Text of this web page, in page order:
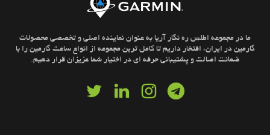
ما در مجموعه اطلس ره نگار آریا به عنوان نماینده اصلی و تخصصی محصولات
گارمین در ایران، افتخار داریم تا کامل ترین مجموعه از انواع ساعت گارمین را با
ضمانت اصالت و پشتیبانی حرفه ای در اختیار شما عزیزان قرار دهیم.